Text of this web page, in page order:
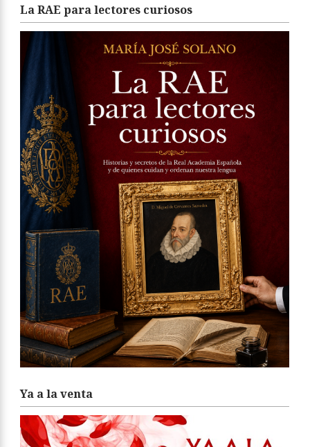
La RAE para lectores curiosos
Ya a la venta